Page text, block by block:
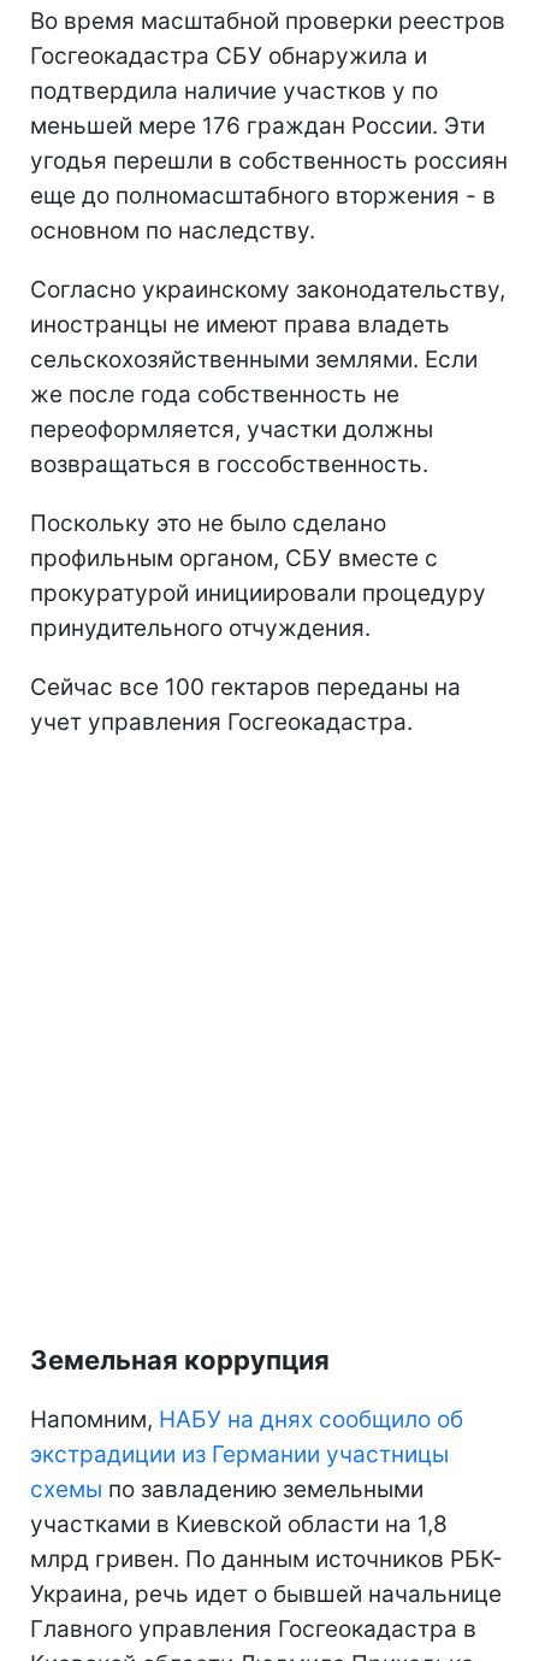
Во время масштабной проверки реестров
Госгеокадастра СБУ обнаружила и
подтвердила наличие участков у по
меньшей мере 176 граждан России. Эти
угодья перешли в собственность россиян
еще до полномасштабного вторжения - в
основном по наследству.
Согласно украинскому законодательству,
иностранцы не имеют права владеть
сельскохозяйственными землями. Если
же после года собственность не
переоформляется, участки должны
возвращаться в госсобственность.
Поскольку это не было сделано
профильным органом, СБУ вместе с
прокуратурой инициировали процедуру
принудительного отчуждения.
Сейчас все 100 гектаров переданы на
учет управления Госгеокадастра.
Земельная коррупция
Напомним, НАБУ на днях сообщило об
экстрадиции из Германии участницы
схемы по завладению земельными
участками в Киевской области на 1,8
млрд гривен. По данным источников РБК-
Украина, речь идет о бывшей начальнице
Главного управления Госгеокадастра в